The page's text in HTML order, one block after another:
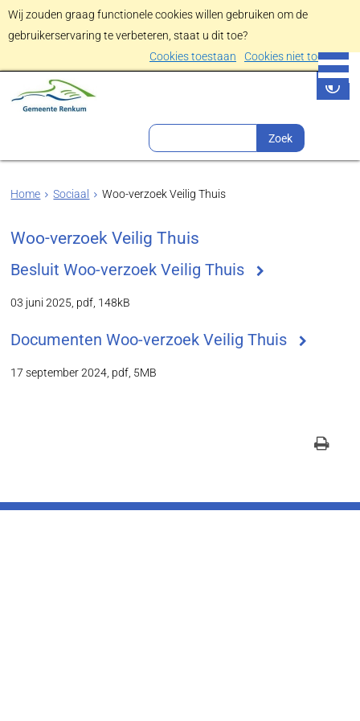
Wij zouden graag functionele cookies willen gebruiken om de
gebruikerservaring te verbeteren, staat u dit toe?
Cookies toestaan
Cookies niet toestaan
Home Sociaal Woo-verzoek Veilig Thuis
Woo-verzoek Veilig Thuis
Besluit Woo-verzoek Veilig Thuis
03 juni 2025, pdf , 148kB
Documenten Woo-verzoek Veilig Thuis
17 september 2024, pdf , 5MB